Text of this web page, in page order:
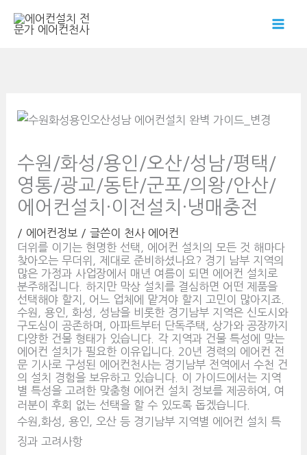
수원/화성/용인/오산/성남/평택/
영통/광교/동탄/군포/의왕/안산/
에어컨설치·이전설치·냉매충전
/ 에어컨정보 / 글쓴이 천사 에어컨
더위를 이기는 현명한 선택, 에어컨 설치의 모든 것 해마다
찾아오는 무더위, 제대로 준비하셨나요? 경기 남부 지역의
많은 가정과 사업장에서 매년 여름이 되면 에어컨 설치로
분주해집니다. 하지만 막상 설치를 결심하면 어떤 제품을
선택해야 할지, 어느 업체에 맡겨야 할지 고민이 많아지죠.
수원, 용인, 화성, 성남을 비롯한 경기남부 지역은 신도시와
구도심이 공존하며, 아파트부터 단독주택, 상가와 공장까지
다양한 건물 형태가 있습니다. 각 지역과 건물 특성에 맞는
에어컨 설치가 필요한 이유입니다. 20년 경력의 에어컨 전
문 기사로 구성된 에어컨천사는 경기남부 전역에서 수천 건
의 설치 경험을 보유하고 있습니다. 이 가이드에서는 지역
별 특성을 고려한 맞춤형 에어컨 설치 정보를 제공하여, 여
러분이 후회 없는 선택을 할 수 있도록 돕겠습니다.
수원,화성, 용인, 오산 등 경기남부 지역별 에어컨 설치 특
징과 고려사항